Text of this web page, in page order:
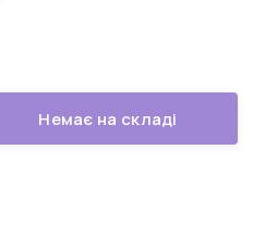
Немає на складі